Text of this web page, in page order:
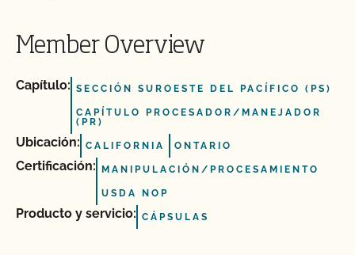
Member Overview
Capítulo: SECCIÓN SUROESTE DEL PACÍFICO (PS)
CAPÍTULO PROCESADOR/MANEJADOR
(PR)
Ubicación: CALIFORNIA ONTARIO
Certificación: MANIPULACIÓN/PROCESAMIENTO
USDA NOP
Producto y servicio: CÁPSULAS